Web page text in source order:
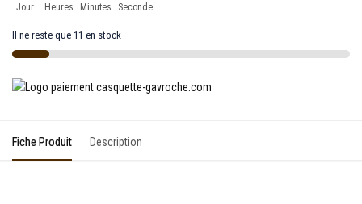
Jour Heures Minutes Seconde
Il ne reste que 11 en stock
Fiche Produit Description